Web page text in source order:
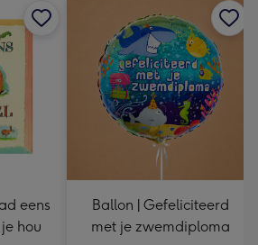
eens
hou
Ballon | Gefeliciteerd
met je zwemdiploma